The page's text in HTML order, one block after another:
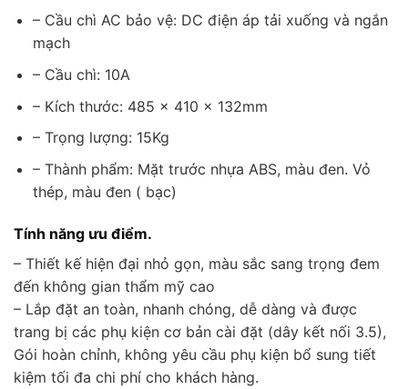
– Cầu chì AC bảo vệ: DC điện áp tải xuống và ngắn
mạch
– Cầu chì: 10A
– Kích thước: 485 × 410 × 132mm
– Trọng lượng: 15Kg
– Thành phẩm: Mặt trước nhựa ABS, màu đen. Vỏ
thép, màu đen ( bạc)
Tính năng ưu điểm.
– Thiết kế hiện đại nhỏ gọn, màu sắc sang trọng đem
đến không gian thẩm mỹ cao
– Lắp đặt an toàn, nhanh chóng, dễ dàng và được
trang bị các phụ kiện cơ bản cài đặt (dây kết nối 3.5),
Gói hoàn chỉnh, không yêu cầu phụ kiện bổ sung tiết
kiệm tối đa chi phí cho khách hàng.